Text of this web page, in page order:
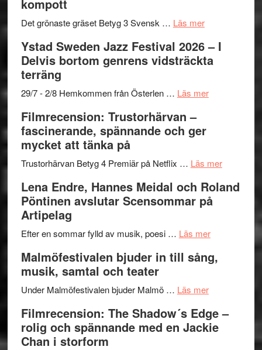
Frankenshtey
med
Fox
och
Scully
åretsFilmstadens
stipendium
kompott
Det grönaste gräset Betyg 3 Svensk … Läs merom
Det
grönaste
–
och
lättsam
Ystad Sweden Jazz Festival 2026 – I
Delvis bortom genrens vidsträckta
terräng
29/7 - 2/8 Hemkommen från Österlen … Läs merom
2026
I
Delvis
genrens
terräng
Filmrecension: Trustorhärvan –
fascinerande, spännande och ger
mycket att tänka på
Trustorhärvan Betyg 4 Premiär på Netflix … Läs merom
på
Lena Endre, Hannes Meidal och Roland
Pöntinen avslutar Scensommar på
Artipelag
Efter en sommar fylld av musik, poesi … Läs merom
Endre,
Roland
Pöntinen
Malmöfestivalen bjuder in till sång,
musik, samtal och teater
Under Malmöfestivalen bjuder Malmö … Läs merom
bjuder
in
Filmrecension: The Shadow´s Edge –
rolig och spännande med en Jackie
Chan i storform